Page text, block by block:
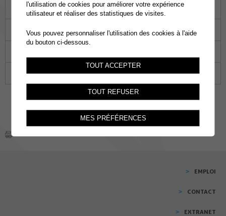
05 06 07 08 09
14 15 16
26 27 28 29 30
EMPLOI
CONTACT
EXTRANET
l'utilisation de cookies pour améliorer votre expérience
utilisateur et réaliser des statistiques de visites.
Vous pouvez personnaliser l'utilisation des cookies à l'aide
du bouton ci-dessous.
TOUT ACCEPTER
TOUT REFUSER
MES PRÉFÉRENCES